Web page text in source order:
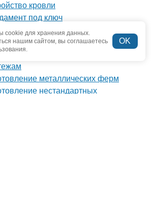
cookie для хранения данных.
нашим сайтом, вы соглашаетесь
OK
кровли
под ключ
металлоконструкций
и мезонины
металлоконструкций по
металлических ферм
нестандартных